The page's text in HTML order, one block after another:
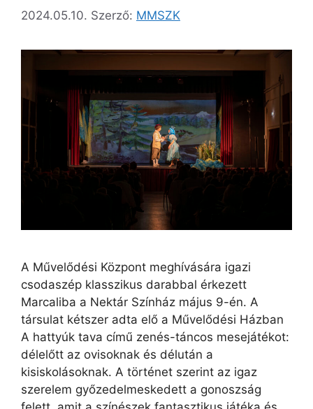
2024.05.10. Szerző: MMSZK
A Művelődési Központ meghívására igazi
csodaszép klasszikus darabbal érkezett
Marcaliba a Nektár Színház május 9-én. A
társulat kétszer adta elő a Művelődési Házban
A hattyúk tava című zenés-táncos mesejátékot:
délelőtt az ovisoknak és délután a
kisiskolásoknak. A történet szerint az igaz
szerelem győzedelmeskedett a gonoszság